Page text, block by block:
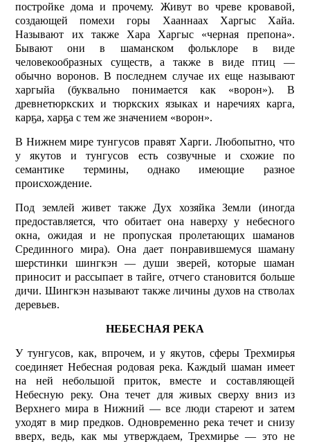
постройке дома и прочему. Живут во чреве кровавой,
создающей помехи горы Хааннаах Харгыс Хайа.
Называют их также Хара Харгыс «черная препона».
Бывают они в шаманском фольклоре в виде
человекообразных существ, а также в виде птиц —
обычно воронов. В последнем случае их еще называют
харгыйа (буквально понимается как «ворон»). В
древнетюркских и тюркских языках и наречиях карга,
карҕа, харҕа с тем же значением «ворон».
В Нижнем мире тунгусов правят Харги. Любопытно, что
у якутов и тунгусов есть созвучные и схожие по
семантике термины, однако имеющие разное
происхождение.
Под землей живет также Дух хозяйка Земли (иногда
предоставляется, что обитает она наверху у небесного
окна, ожидая и не пропуская пролетающих шаманов
Срединного мира). Она дает понравившемуся шаману
шерстинки шингкэн — души зверей, которые шаман
приносит и рассыпает в тайге, отчего становится больше
дичи. Шингкэн называют также личины духов на стволах
деревьев.
НЕБЕСНАЯ РЕКА
У тунгусов, как, впрочем, и у якутов, сферы Трехмирья
соединяет Небесная родовая река. Каждый шаман имеет
на ней небольшой приток, вместе и составляющей
Небесную реку. Она течет для живых сверху вниз из
Верхнего мира в Нижний — все люди стареют и затем
уходят в мир предков. Одновременно река течет и снизу
вверх, ведь, как мы утверждаем, Трехмирье — это не